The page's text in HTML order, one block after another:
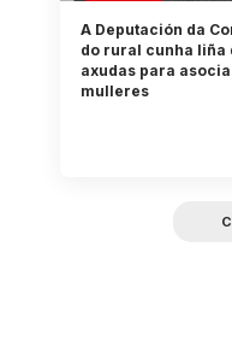
A Deputación da
do rural cunha liña
axudas para
mulleres